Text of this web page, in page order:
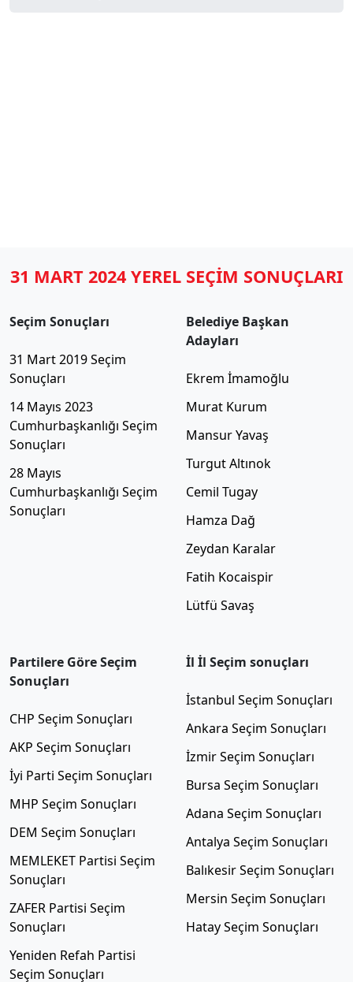
31 MART 2024 YEREL SEÇİM SONUÇLARI
Seçim Sonuçları
31 Mart 2019 Seçim
Sonuçları
14 Mayıs 2023
Cumhurbaşkanlığı Seçim
Sonuçları
28 Mayıs
Cumhurbaşkanlığı Seçim
Sonuçları
Belediye Başkan
Adayları
Ekrem İmamoğlu
Murat Kurum
Mansur Yavaş
Turgut Altınok
Cemil Tugay
Hamza Dağ
Zeydan Karalar
Fatih Kocaispir
Lütfü Savaş
Partilere Göre Seçim
Sonuçları
CHP Seçim Sonuçları
AKP Seçim Sonuçları
İyi Parti Seçim Sonuçları
MHP Seçim Sonuçları
DEM Seçim Sonuçları
MEMLEKET Partisi Seçim
Sonuçları
ZAFER Partisi Seçim
Sonuçları
Yeniden Refah Partisi
Seçim Sonuçları
İl İl Seçim sonuçları
İstanbul Seçim Sonuçları
Ankara Seçim Sonuçları
İzmir Seçim Sonuçları
Bursa Seçim Sonuçları
Adana Seçim Sonuçları
Antalya Seçim Sonuçları
Balıkesir Seçim Sonuçları
Mersin Seçim Sonuçları
Hatay Seçim Sonuçları